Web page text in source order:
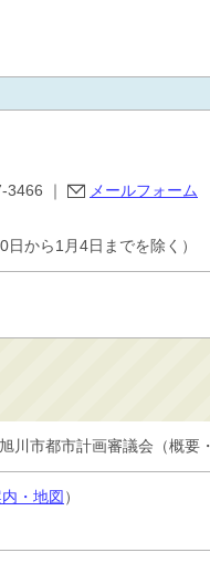
3466 ｜
メールフォーム
から1月4日までを除く）
旭川市都市計画審議会（概要
・地図 ）